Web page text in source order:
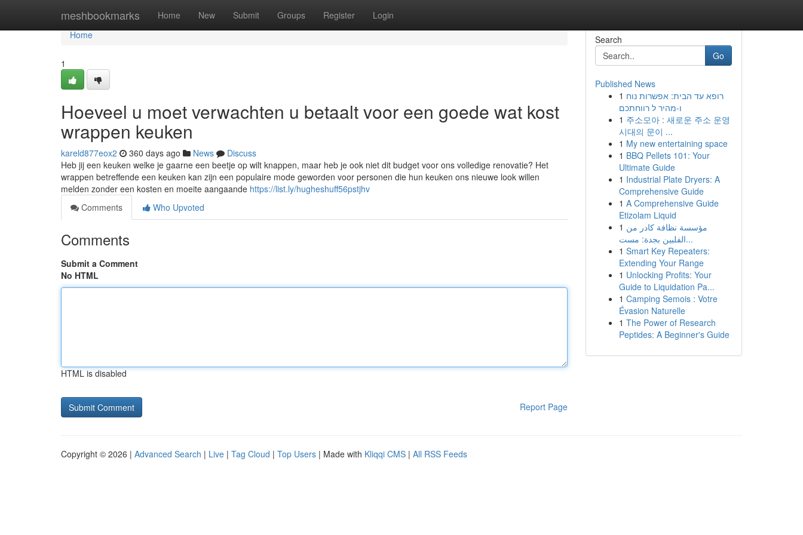
meshbookmarks Home New Submit Groups Register Login
Home
Home
1
Hoeveel u moet verwachten u betaalt voor een goede wat kost
wrappen keuken
kareld877eox2 360 days ago News
Discuss
Heb jij een keuken welke je gaarne een beetje op wilt knappen, maar heb je ook niet dit budget voor ons volledige renovatie? Het
wrappen betreffende een keuken kan zijn een populaire mode geworden voor personen die hun keuken ons nieuwe look willen
melden zonder een kosten en moeite aangaande https://list.ly/hugheshuff56pstjhv
Comments
Who Upvoted
Comments
Submit a Comment
No HTML
HTML is disabled
Report Page
Search
Go
Published News
1 רופא עד הבית: אפשרות נוח
ו-מהיר ל רווחתכם
1 주소모아 : 새로운 주소 운영
시대의 문이 ...
1 My new entertaining space
1 BBQ Pellets 101: Your
Ultimate Guide
1 Industrial Plate Dryers: A
Comprehensive Guide
1 A Comprehensive Guide
Etizolam Liquid
1 مؤسسة نظافة كادر من
الفلبين بجدة: مست...
1 Smart Key Repeaters:
Extending Your Range
1 Unlocking Profits: Your
Guide to Liquidation Pa...
1 Camping Semois : Votre
Évasion Naturelle
1 The Power of Research
Peptides: A Beginner's Guide
Copyright © 2026 | Advanced Search | Live | Tag Cloud | Top Users | Made with Kliqqi CMS | All RSS Feeds